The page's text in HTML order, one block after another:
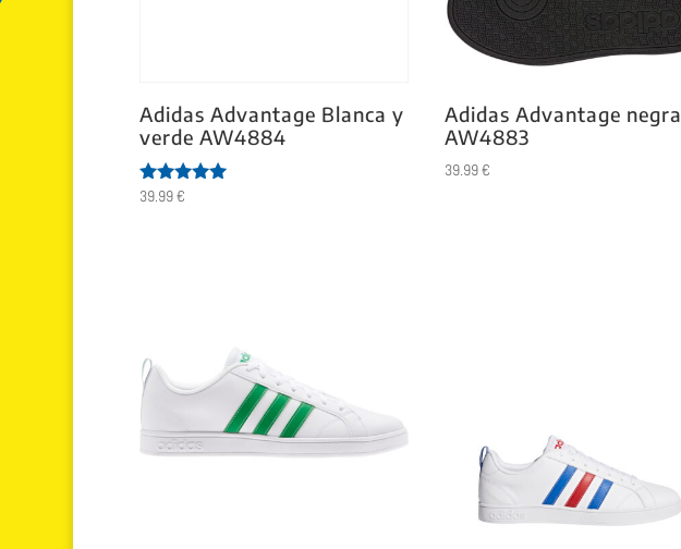
Adidas Advantage Blanca y
verde AW4884
Valorado
39.99€
Adidas Advantage negra
AW4883
39.99€